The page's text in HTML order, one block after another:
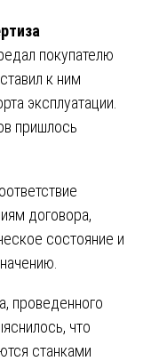
покупателю
к ним
эксплуатации.
пришлось
договора,
состояние и
проведенного
что
станками